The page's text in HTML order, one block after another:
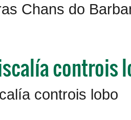
Chans do
controis
controis lobo